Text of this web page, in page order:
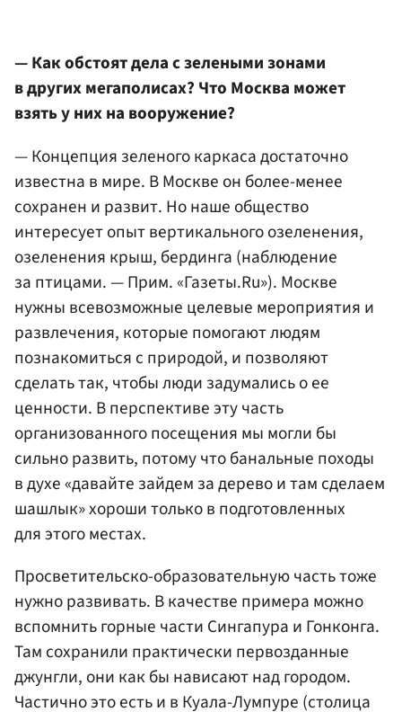
— Как обстоят дела с зелеными зонами
в других мегаполисах? Что Москва может
взять у них на вооружение?
— Концепция зеленого каркаса достаточно
известна в мире. В Москве он более-менее
сохранен и развит. Но наше общество
интересует опыт вертикального озеленения,
озеленения крыш, бердинга (наблюдение
за птицами. — Прим. «Газеты.Ru»). Москве
нужны всевозможные целевые мероприятия и
развлечения, которые помогают людям
познакомиться с природой, и позволяют
сделать так, чтобы люди задумались о ее
ценности. В перспективе эту часть
организованного посещения мы могли бы
сильно развить, потому что банальные походы
в духе «давайте зайдем за дерево и там сделаем
шашлык» хороши только в подготовленных
для этого местах.
Просветительско-образовательную часть тоже
нужно развивать. В качестве примера можно
вспомнить горные части Сингапура и Гонконга.
Там сохранили практически первозданные
джунгли, они как бы нависают над городом.
Частично это есть и в Куала-Лумпуре (столица